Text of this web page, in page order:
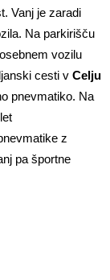
Vanj je zaradi
Na parkirišču
vozilu
cesti v Celju
pnevmatiko. Na
z
pa športne